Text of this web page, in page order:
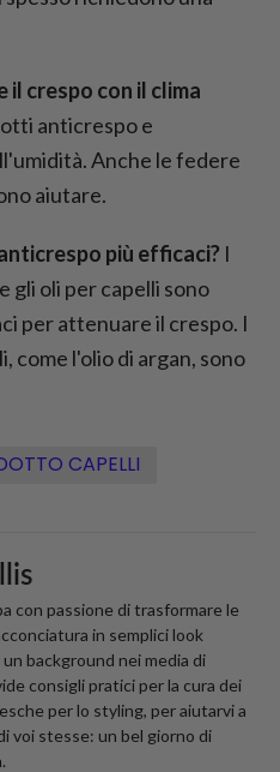
il crespo con il clima
anticrespo e
Anche le federe
aiutare.
più efficaci? I
gli oli per capelli sono
per attenuare il crespo. I
come l'olio di argan, sono
CAPELLI
con passione di trasformare le
in semplici look
background nei media di
consigli pratici per la cura dei
per lo styling, per aiutarvi a
voi stesse: un bel giorno di